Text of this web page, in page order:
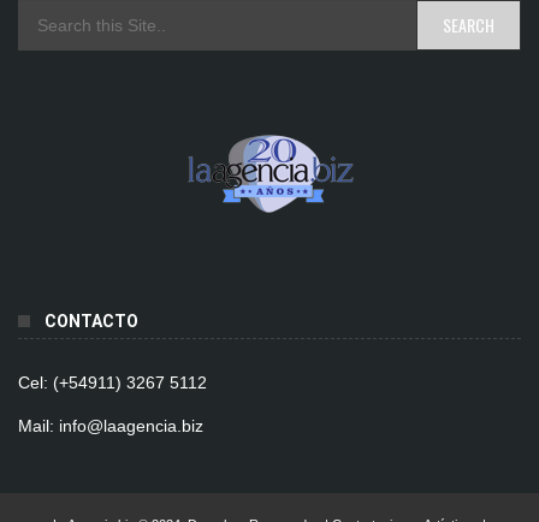
CONTACTO
Cel: (+54911) 3267 5112
Mail: info@laagencia.biz